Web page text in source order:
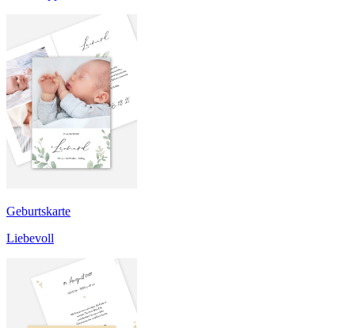
Geburtskarte
Liebevoll